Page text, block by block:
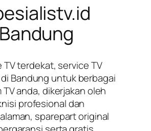
Bandung
TV terdekat, service TV
Bandung untuk berbagai
TV anda, dikerjakan oleh
profesional dan
sparepart original